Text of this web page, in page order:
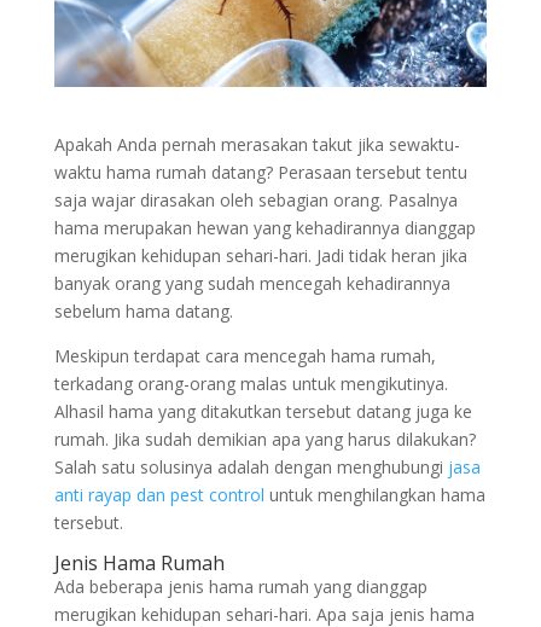
Apakah Anda pernah merasakan takut jika sewaktu-
waktu hama rumah datang? Perasaan tersebut tentu
saja wajar dirasakan oleh sebagian orang. Pasalnya
hama merupakan hewan yang kehadirannya dianggap
merugikan kehidupan sehari-hari. Jadi tidak heran jika
banyak orang yang sudah mencegah kehadirannya
sebelum hama datang.
Meskipun terdapat cara mencegah hama rumah,
terkadang orang-orang malas untuk mengikutinya.
Alhasil hama yang ditakutkan tersebut datang juga ke
rumah. Jika sudah demikian apa yang harus dilakukan?
Salah satu solusinya adalah dengan menghubungi jasa
anti rayap dan pest control untuk menghilangkan hama
tersebut.
Jenis Hama Rumah
Ada beberapa jenis hama rumah yang dianggap
merugikan kehidupan sehari-hari. Apa saja jenis hama